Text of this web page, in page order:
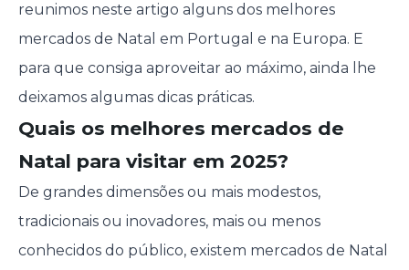
reunimos neste artigo alguns dos melhores
mercados de Natal em Portugal e na Europa. E
para que consiga aproveitar ao máximo, ainda lhe
deixamos algumas dicas práticas.
Quais os melhores mercados de
Natal para visitar em 2025?
De grandes dimensões ou mais modestos,
tradicionais ou inovadores, mais ou menos
conhecidos do público, existem mercados de Natal